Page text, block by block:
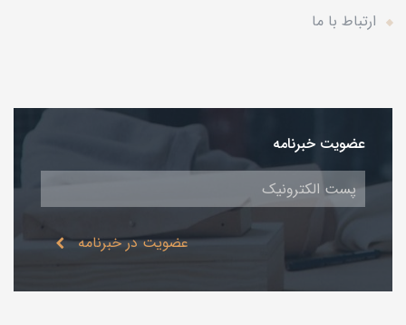
ارتباط با ما
عضویت خبرنامه
عضویت در خبرنامه